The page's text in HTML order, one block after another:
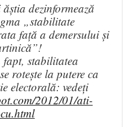
dezinformează
„stabilitate
față a demersului și
stabilitatea
rotește la putere ca
electorală: vedeți
2012/01/ati-